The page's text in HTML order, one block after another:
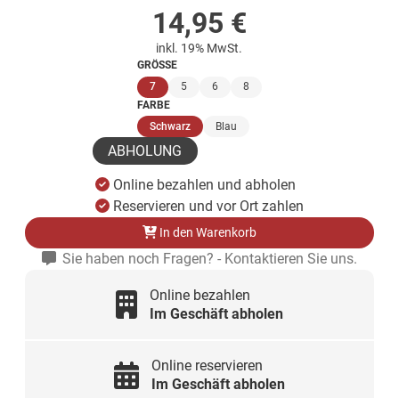
14,95 €
inkl. 19% MwSt.
GRÖSSE
7(ausgewählt)
5 6
8
FARBE
Schwarz(ausgewählt)
Blau
ABHOLUNG
Online bezahlen und abholen
Reservieren und vor Ort zahlen
In den Warenkorb
Sie haben noch Fragen? - Kontaktieren Sie uns.
Online bezahlen
Im Geschäft abholen
Online reservieren
Im Geschäft abholen